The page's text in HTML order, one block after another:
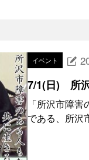
イベント
7/1(日) 所
「所沢市障
である、所沢